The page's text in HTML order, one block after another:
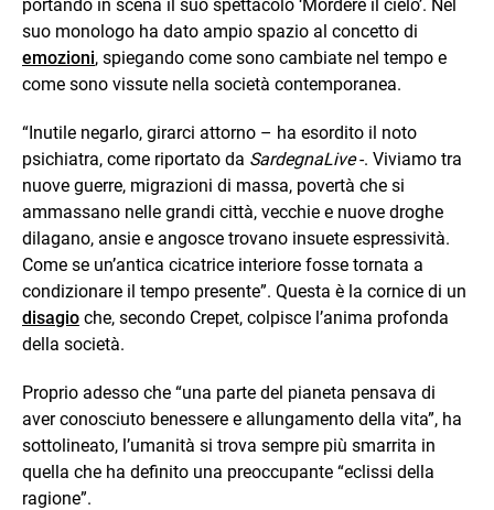
portando in scena il suo spettacolo ‘Mordere il cielo’. Nel
suo monologo ha dato ampio spazio al concetto di
emozioni, spiegando come sono cambiate nel tempo e
come sono vissute nella società contemporanea.
“Inutile negarlo, girarci attorno – ha esordito il noto
psichiatra, come riportato da SardegnaLive-. Viviamo tra
nuove guerre, migrazioni di massa, povertà che si
ammassano nelle grandi città, vecchie e nuove droghe
dilagano, ansie e angosce trovano insuete espressività.
Come se un’antica cicatrice interiore fosse tornata a
condizionare il tempo presente”. Questa è la cornice di un
disagio che, secondo Crepet, colpisce l’anima profonda
della società.
Proprio adesso che “una parte del pianeta pensava di
aver conosciuto benessere e allungamento della vita”, ha
sottolineato, l’umanità si trova sempre più smarrita in
quella che ha definito una preoccupante “eclissi della
ragione”.